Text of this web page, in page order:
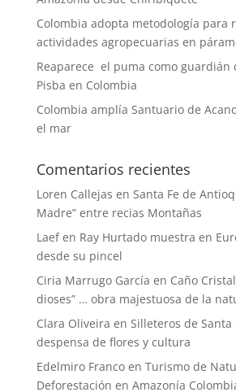
Colombia adopta metodología para
actividades agropecuarias en
Reaparece el puma como guardián
Pisba en Colombia
Colombia amplía Santuario de
el mar
Comentarios recientes
Loren Callejas en Santa Fe de
Madre” entre recias Montañas
Laefen Ray Hurtado muestra en
desde su pincel
Ciria Marrugo García en Caño
dioses” … obra majestuosa de la
Clara Oliveira en Silleteros de Santa
despensa de flores y cultura
Edelmiro Francoen Turismo de
Deforestación en Amazonía